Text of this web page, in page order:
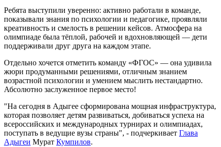
Ребята выступили уверенно: активно работали в команде,
показывали знания по психологии и педагогике, проявляли
креативность и смелость в решении кейсов. Атмосфера на
олимпиаде была тёплой, рабочей и вдохновляющей — дети
поддерживали друг друга на каждом этапе.
Отдельно хочется отметить команду «ФГОС» — она удивила
жюри продуманными решениями, отличным знанием
возрастной психологии и умением мыслить нестандартно.
Абсолютно заслуженное первое место!
"На сегодня в Адыгее сформирована мощная инфраструктура,
которая позволяет детям развиваться, добиваться успеха на
всероссийских и международных турнирах и олимпиадах,
поступать в ведущие вузы страны", - подчеркивает Глава
Адыгеи Мурат Кумпилов.